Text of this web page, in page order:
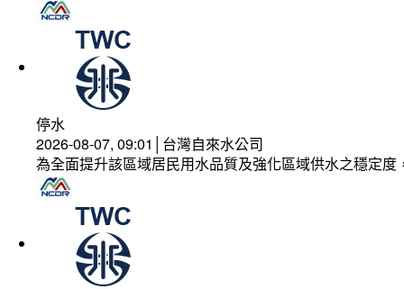
停水
2026-08-07, 09:01│台灣自來水公司
為全面提升該區域居民用水品質及強化區域供水之穩定